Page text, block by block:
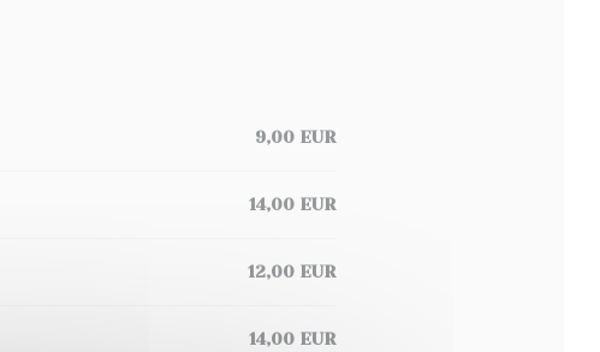
9,00 EUR
14,00 EUR
12,00 EUR
14,00 EUR